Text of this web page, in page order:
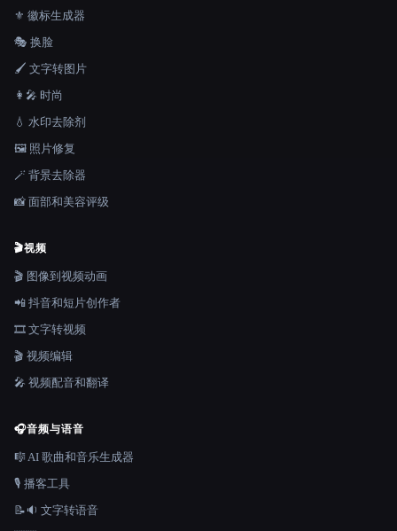
⚜️ 徽标生成器
🎭 换脸
🖌️ 文字转图片
👩‍🎤 时尚
💧 水印去除剂
🖼️ 照片修复
🪄 背景去除器
📸 面部和美容评级
🎬视频
🎬 图像到视频动画
📲 抖音和短片创作者
🎞️ 文字转视频
🎬 视频编辑
🎤 视频配音和翻译
🎧音频与语音
🎼 AI 歌曲和音乐生成器
🎙️ 播客工具
📝🔉 文字转语音